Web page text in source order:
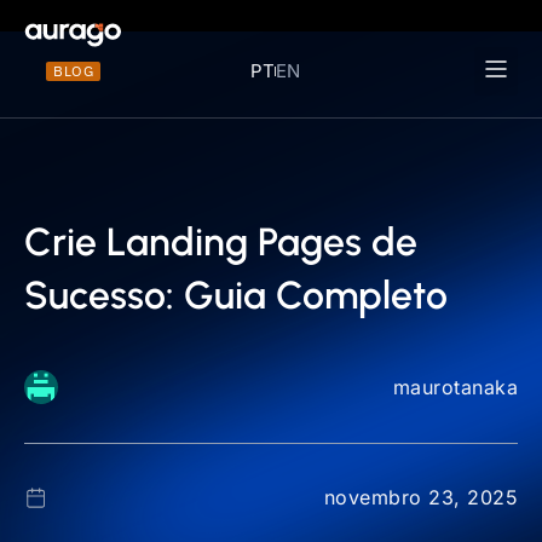
BLOG PTEN
Crie Landing Pages de
Sucesso: Guia Completo
maurotanaka
novembro 23, 2025